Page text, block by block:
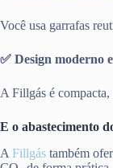
Você usa garrafas
✅ Design moderno
A Fillgás é compacta,
E o abastecimento
A Fillgás também